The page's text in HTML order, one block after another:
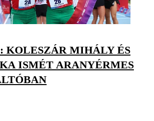
KOLESZÁR MIHÁLY ÉS
ISMÉT ARANYÉRMES